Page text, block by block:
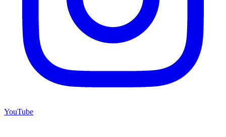
YouTube